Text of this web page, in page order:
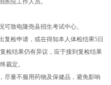
可致电隆尧县招生考试中心。
复检申请，或在得知本人体检结果5日
检结果仍有异议，应于接到复检结果
裁定。
尽量不服用药物及保健品，避免影响